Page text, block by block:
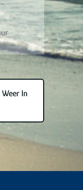
In